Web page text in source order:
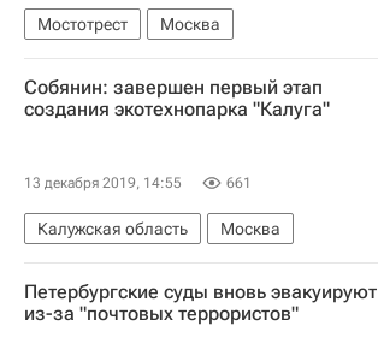
Мостотрест
Москва
Московское центральное кольцо (МЦК)
Строительство
Инфраструктура
Собянин: завершен первый этап
создания экотехнопарка "Калуга"
13 декабря 2019, 14:55 661
Калужская область
Москва
Анатолий Артамонов
Сергей Собянин
Алексей Гордеев
Экология
Петербургские суды вновь эвакуируют
из-за "почтовых террористов"